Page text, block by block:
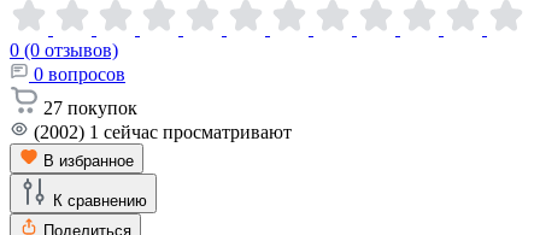
0 (0 отзывов)
0 вопросов
27 покупок
(2002) 1 сейчас просматривают
В избранное
К сравнению
Поделиться